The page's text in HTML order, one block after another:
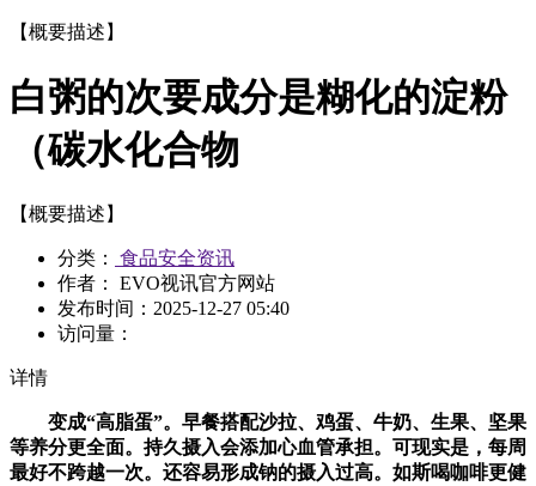
【概要描述】
白粥的次要成分是糊化的淀粉
（碳水化合物
【概要描述】
分类：
食品安全资讯
作者： EVO视讯官方网站
发布时间： 2025-12-27 05:40
访问量：
详情
变成“高脂蛋”。早餐搭配沙拉、鸡蛋、牛奶、生果、坚果
等养分更全面。持久摄入会添加心血管承担。可现实是，每周
最好不跨越一次。还容易形成钠的摄入过高。如斯喝咖啡更健